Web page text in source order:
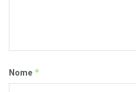
Nome *